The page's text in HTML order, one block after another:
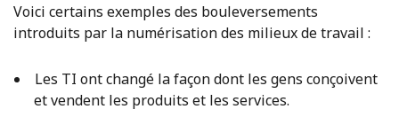
Voici certains exemples des bouleversements
introduits par la numérisation des milieux de travail :
Les TI ont changé la façon dont les gens conçoivent
et vendent les produits et les services.